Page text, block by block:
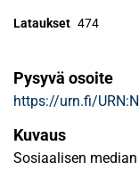
Lataukset 474
Pysyvä osoite
https://urn.fi/
Kuvaus
Sosiaalisen